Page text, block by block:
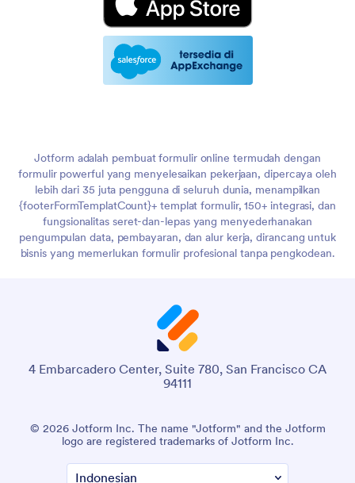
Jotform adalah pembuat formulir online termudah dengan
formulir powerful yang menyelesaikan pekerjaan, dipercaya oleh
lebih dari 35 juta pengguna di seluruh dunia, menampilkan
{footerFormTemplatCount}+ templat formulir, 150+ integrasi, dan
fungsionalitas seret-dan-lepas yang menyederhanakan
pengumpulan data, pembayaran, dan alur kerja, dirancang untuk
bisnis yang memerlukan formulir profesional tanpa pengkodean.
4 Embarcadero Center, Suite 780, San Francisco CA
94111
© 2026 Jotform Inc. The name "Jotform" and the Jotform
logo are registered trademarks of Jotform Inc.